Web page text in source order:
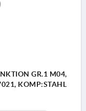
GR.1 M04,
KOMP:STAHL